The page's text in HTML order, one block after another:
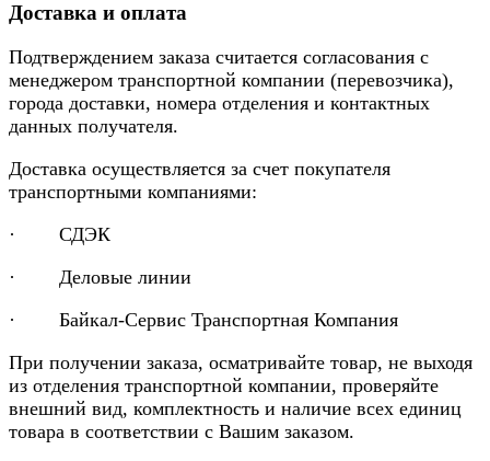
Доставка и оплата
Подтверждением заказа считается согласования с
менеджером транспортной компании (перевозчика),
города доставки, номера отделения и контактных
данных получателя.
Доставка осуществляется за счет покупателя
транспортными компаниями:
· СДЭК
· Деловые линии
· Байкал-Сервис Транспортная Компания
При получении заказа, осматривайте товар, не выходя
из отделения транспортной компании, проверяйте
внешний вид, комплектность и наличие всех единиц
товара в соответствии с Вашим заказом.